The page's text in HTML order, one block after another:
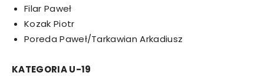
Filar Paweł
Kozak Piotr
Poreda Paweł/Tarkawian Arkadiusz
KATEGORIA U-19